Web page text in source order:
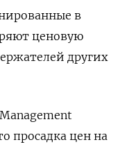
в
ценовую
других
просадка цен на